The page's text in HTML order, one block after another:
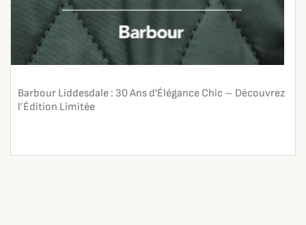
Barbour Liddesdale : 30 Ans d'Élégance Chic – Découvrez
l’Édition Limitée